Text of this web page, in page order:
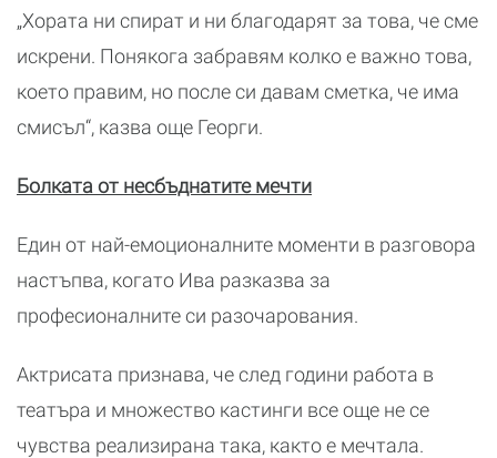
„Хората ни спират и ни благодарят за това, че сме
искрени. Понякога забравям колко е важно това,
което правим, но после си давам сметка, че има
смисъл“, казва още Георги.
Болката от несбъднатите мечти
Един от най-емоционалните моменти в разговора
настъпва, когато Ива разказва за
професионалните си разочарования.
Актрисата признава, че след години работа в
театъра и множество кастинги все още не се
чувства реализирана така, както е мечтала.